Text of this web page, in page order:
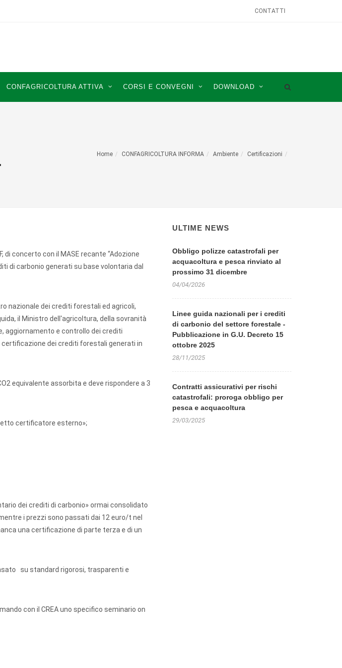
CONTATTI
CONFAGRICOLTURA ATTIVA CORSI E CONVEGNI DOWNLOAD
Home CONFAGRICOLTURA INFORMA Ambiente Certificazioni
di concerto con il MASE recante “Adozione
di carbonio generati su base volontaria dal
nazionale dei crediti forestali ed agricoli,
il Ministro dell'agricoltura, della sovranità
aggiornamento e controllo dei crediti
dei crediti forestali generati in
equivalente assorbita e deve rispondere a 3
certificatore esterno»;
dei crediti di carbonio» ormai consolidato
i prezzi sono passati dai 12 euro/t nel
una certificazione di parte terza e di un
su standard rigorosi, trasparenti e
con il CREA uno specifico seminario on
ULTIME NEWS
Obbligo polizze catastrofali per
acquacoltura e pesca rinviato al
prossimo 31 dicembre
04/04/2026
Linee guida nazionali per i crediti
di carbonio del settore forestale -
Pubblicazione in G.U. Decreto 15
ottobre 2025
28/11/2025
Contratti assicurativi per rischi
catastrofali: proroga obbligo per
pesca e acquacoltura
29/03/2025